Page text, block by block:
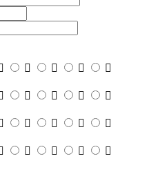
  

  

  

  
